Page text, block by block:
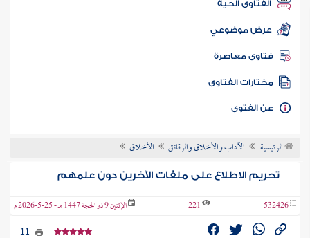
الفتاوى الحية
عرض موضوعي
فتاوى معاصرة
مختارات الفتاوى
الفتوى
الرئيسية الآداب والأخلاق والرقائق الأخلاق
تحريم الاطلاع على ملفات الآخرين دون علمهم
532426
221 الإثنين 9 ذو الحجة 1447 هـ - 25-5-2026 م